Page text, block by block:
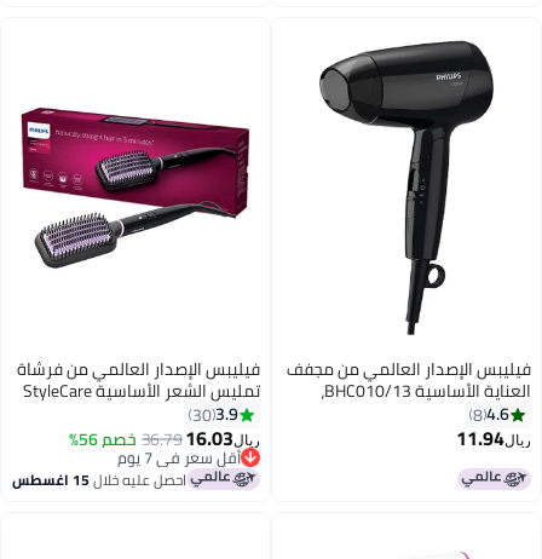
فيليبس الإصدار العالمي من مجفف
العناية الأساسية BHC010/13،
ضمان لمدة عامين باللون الأسود
4.6
8
ريال11.94
فيليبس الإصدار العالمي من فرشاة
تمليس الشعر الأساسية StyleCare
أرجواني أسود/أرجواني
3.9
30
ريال16.03
36.79خصم 56%
أقل سعر في 7 يوم
أقل سعر في 7 يوماحصل عليه خلال15 اغسطس